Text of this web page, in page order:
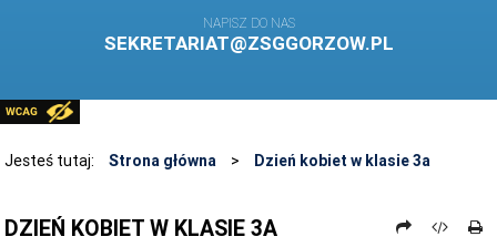
NAPISZ DO NAS
SEKRETARIAT@ZSGGORZOW.PL
PLIKI DO POBRANIA
LINKI
STOSOWANIE TECHNOLOGII TIK - TABLICA INTERAKTYWNA
Jesteś tutaj: Strona główna > Dzień kobiet w klasie 3a
DZIEŃ KOBIET W KLASIE 3A